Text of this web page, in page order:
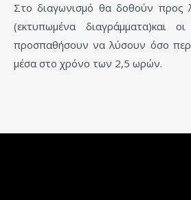
Στο διαγωνισμό θα δοθούν προς
(εκτυπωμένα διαγράμματα)και
προσπαθήσουν να λύσουν όσο
μέσα στο χρόνο των 2,5 ωρών.